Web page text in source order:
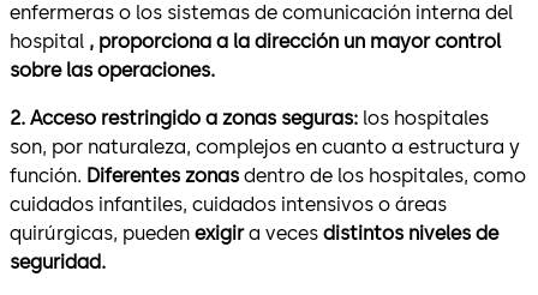
enfermeras o los sistemas de comunicación interna del
hospital , proporciona a la dirección un mayor control
sobre las operaciones.
2. Acceso restringido a zonas seguras: los hospitales
son, por naturaleza, complejos en cuanto a estructura y
función. Diferentes zonas dentro de los hospitales, como
cuidados infantiles, cuidados intensivos o áreas
quirúrgicas, pueden exigira veces distintos niveles de
seguridad.